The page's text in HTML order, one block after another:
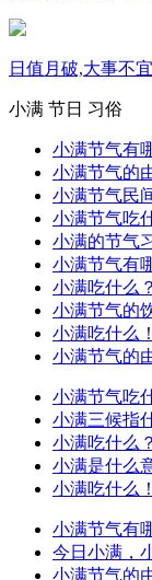
日值月破,大事不宜
小满 节日 习俗
小满节气有
小满节气的
小满节气民
小满节气吃
小满的节气
小满节气有
小满吃什么
小满节气的
小满吃什么
小满节气的
小满节气吃
小满三候指
小满吃什么
小满是什么
小满吃什么
小满节气有
今日小满，
小满节气的